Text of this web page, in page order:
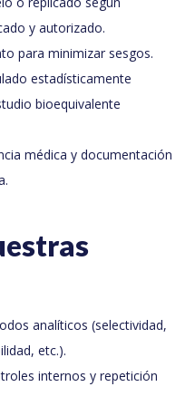
y autorizado.
para minimizar sesgos.
estadísticamente
bioequivalente
médica y documentación
analíticos (selectividad,
etc.).
internos y repetición